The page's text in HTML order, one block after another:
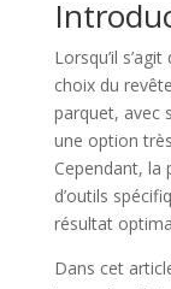
Lorsqu’il
choix du
parquet, avec
une option
Cependant, la
d’outils
résultat
Dans cet